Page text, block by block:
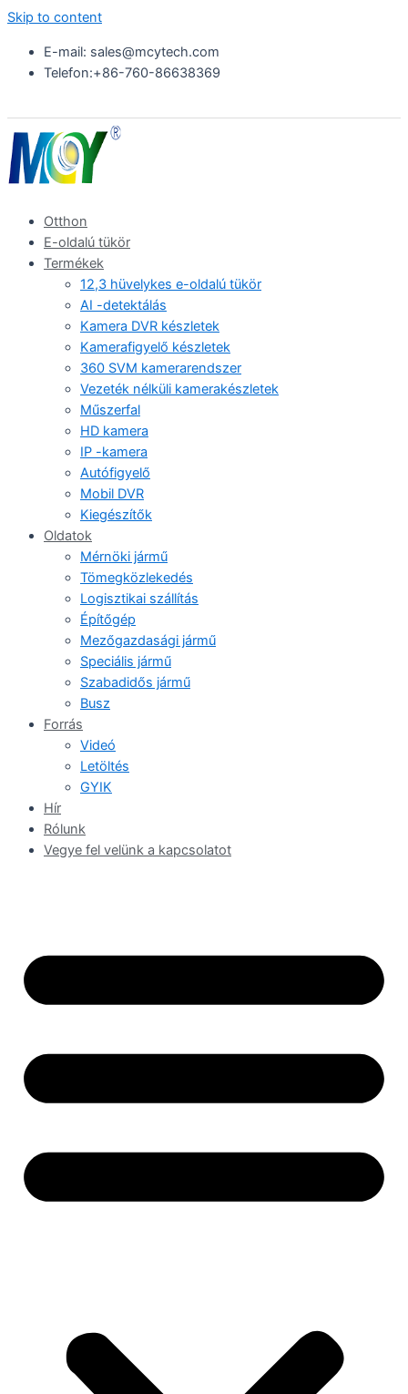
Skip to content
E-mail: sales@mcytech.com
Telefon:+86-760-86638369
Otthon
E-oldalú tükör
Termékek
12,3 hüvelykes e-oldalú tükör
AI -detektálás
Kamera DVR készletek
Kamerafigyelő készletek
360 SVM kamerarendszer
Vezeték nélküli kamerakészletek
Műszerfal
HD kamera
IP -kamera
Autófigyelő
Mobil DVR
Kiegészítők
Oldatok
Mérnöki jármű
Tömegközlekedés
Logisztikai szállítás
Építőgép
Mezőgazdasági jármű
Speciális jármű
Szabadidős jármű
Busz
Forrás
Videó
Letöltés
GYIK
Hír
Rólunk
Vegye fel velünk a kapcsolatot